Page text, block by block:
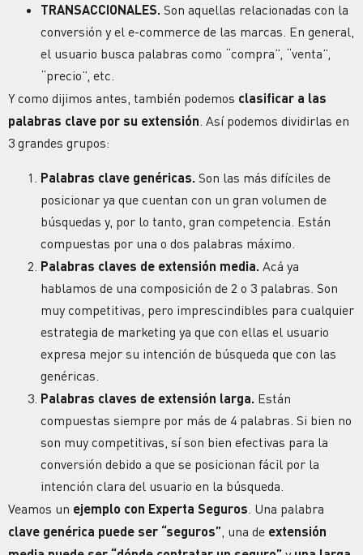
TRANSACCIONALES. Son aquellas relacionadas con la
conversión y el e-commerce de las marcas. En general,
el usuario busca palabras como “compra”, “venta”,
“precio”, etc.
Y como dijimos antes, también podemos clasificar a las
palabras clave por su extensión. Así podemos dividirlas en
3 grandes grupos:
Palabras clave genéricas. Son las más difíciles de
posicionar ya que cuentan con un gran volumen de
búsquedas y, por lo tanto, gran competencia. Están
compuestas por una o dos palabras máximo.
Palabras claves de extensión media. Acá ya
hablamos de una composición de 2 o 3 palabras. Son
muy competitivas, pero imprescindibles para cualquier
estrategia de marketing ya que con ellas el usuario
expresa mejor su intención de búsqueda que con las
genéricas.
Palabras claves de extensión larga. Están
compuestas siempre por más de 4 palabras. Si bien no
son muy competitivas, sí son bien efectivas para la
conversión debido a que se posicionan fácil por la
intención clara del usuario en la búsqueda.
Veamos un ejemplo con Experta Seguros . Una palabra
clave genérica puede ser “seguros” , una de extensión